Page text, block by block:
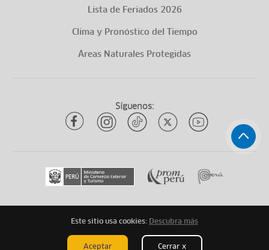
Lista de Feriados 2026
Clima y Pronóstico del Tiempo
Áreas Naturales Protegidas
Síguenos:
Todos los derechos reservadosytuqueplanes 2026
Este sitio usa cookies: Descubra más
Aceptar Cerrar x